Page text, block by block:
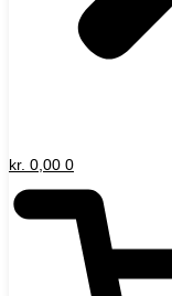
kr. 0,00 0